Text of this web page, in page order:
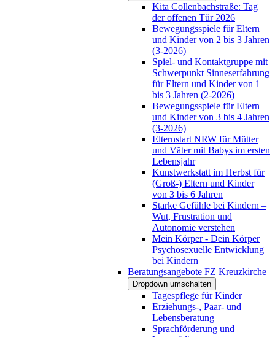
Kita Collenbachstraße: Tag
der offenen Tür 2026
Bewegungsspiele für Eltern
und Kinder von 2 bis 3 Jahren
(3-2026)
Spiel- und Kontaktgruppe mit
Schwerpunkt Sinneserfahrung
für Eltern und Kinder von 1
bis 3 Jahren (2-2026)
Bewegungsspiele für Eltern
und Kinder von 3 bis 4 Jahren
(3-2026)
Elternstart NRW für Mütter
und Väter mit Babys im ersten
Lebensjahr
Kunstwerkstatt im Herbst für
(Groß-) Eltern und Kinder
von 3 bis 6 Jahren
Starke Gefühle bei Kindern –
Wut, Frustration und
Autonomie verstehen
Mein Körper - Dein Körper
Psychosexuelle Entwicklung
bei Kindern
Beratungsangebote FZ Kreuzkirche
Dropdown umschalten
Tagespflege für Kinder
Erziehungs-, Paar- und
Lebensberatung
Sprachförderung und